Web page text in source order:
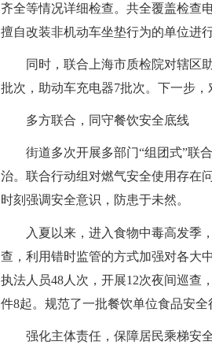
齐全等情况详细检查。共全覆盖检查
擅自改装非机动车坐垫行为的单位进
同时，联合上海市质检院对辖区
批次，助动车充电器7批次。下一步，
多方联合，同守餐饮安全底线
街道多次开展多部门“组团式”联
治。联合行动组对燃气安全使用存在
时刻强调安全意识，防患于未然。
入夏以来，进入食物中毒高发季
查，利用错时监管的方式加强对各大
执法人员48人次，开展12次夜间巡查
件8起。规范了一批餐饮单位食品安全
强化主体责任，保障居民乘梯安